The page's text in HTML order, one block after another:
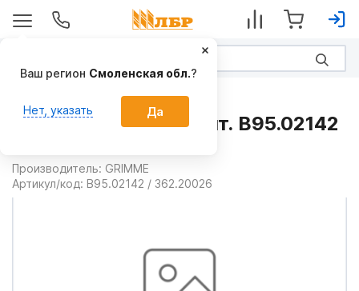
Комплект ремней 2шт. B95.02142
Производитель: GRIMME
Артикул/код: B95.02142 / 362.20026
Ваш регион Смоленская обл.?
Нет, указать Да